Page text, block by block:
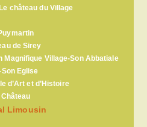
château du Village
de Sirey
Magnifique Village-Son Abbatiale
Eglise
d’Art et d’Histoire
Limousin